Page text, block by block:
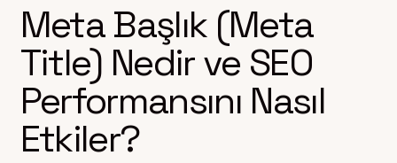
Meta Başlık (Meta
Title) Nedir ve SEO
Performansını Nasıl
Etkiler?